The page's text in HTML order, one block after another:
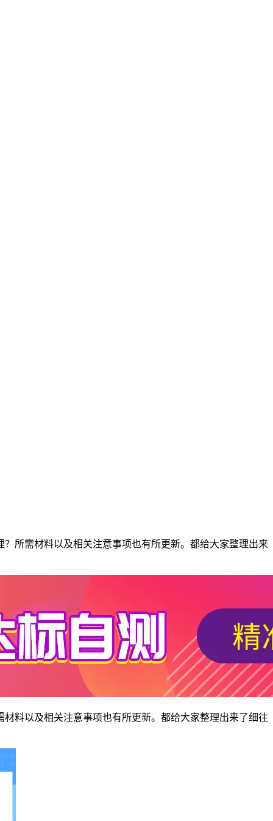
所需材料以及相关注意事项也有所更新。都给大家整理出来
材料以及相关注意事项也有所更新。都给大家整理出来了细往